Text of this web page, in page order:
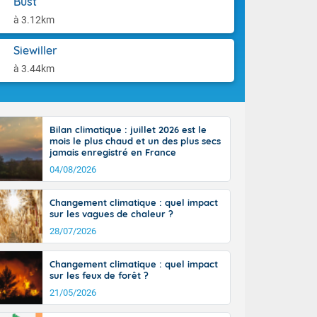
à 3.12km
Siewiller
à 3.44km
ensoleillée,
une
le vent
tramontane
elles
et
sur le
Alpes à
terres et 20
Bilan climatique : juillet 2026 est le
mois le plus chaud et un des plus secs
jamais enregistré en France
04/08/2026
Changement climatique : quel impact
sur les vagues de chaleur ?
28/07/2026
Changement climatique : quel impact
sur les feux de forêt ?
21/05/2026